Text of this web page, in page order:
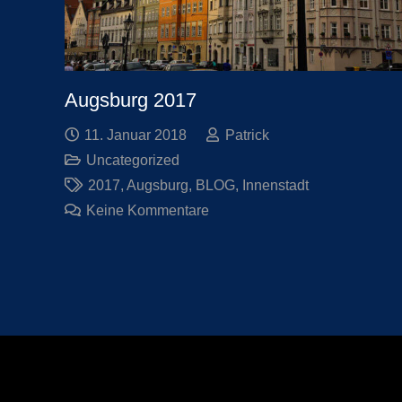
Augsburg 2017
11. Januar 2018
Patrick
Uncategorized
2017,Augsburg, BLOG, Innenstadt
Keine Kommentare